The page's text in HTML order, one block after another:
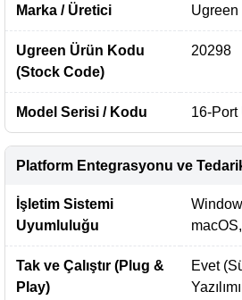
Marka / Üretici Ugreen
Ugreen Ürün Kodu
(Stock Code)
20298
Model Serisi / Kodu 16-Port
Platform Entegrasyonu ve
İşletim Sistemi
Uyumluluğu
Tak ve Çalıştır (Plug &
Play)
Evet